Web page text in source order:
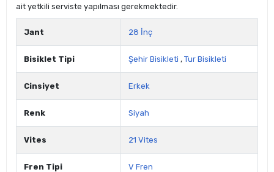
ait yetkili serviste yapılması gerekmektedir.
Jant 28 İnç
Bisiklet Tipi Şehir Bisikleti , Tur Bisikleti
Cinsiyet Erkek
Renk Siyah
Vites 21 Vites
Fren Tipi V Fren